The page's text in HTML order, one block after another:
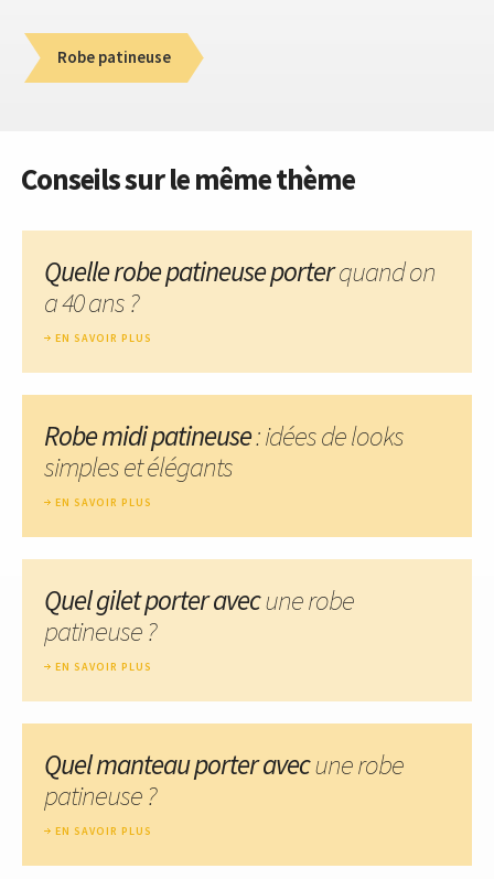
Robe patineuse
Conseils sur le même thème
Quelle robe patineuse porterquand on
a 40 ans ?
EN SAVOIR PLUS
Robe midi patineuse: idées de looks
simples et élégants
EN SAVOIR PLUS
Quel gilet porter avecune robe
patineuse ?
EN SAVOIR PLUS
Quel manteau porter avecune robe
patineuse ?
EN SAVOIR PLUS